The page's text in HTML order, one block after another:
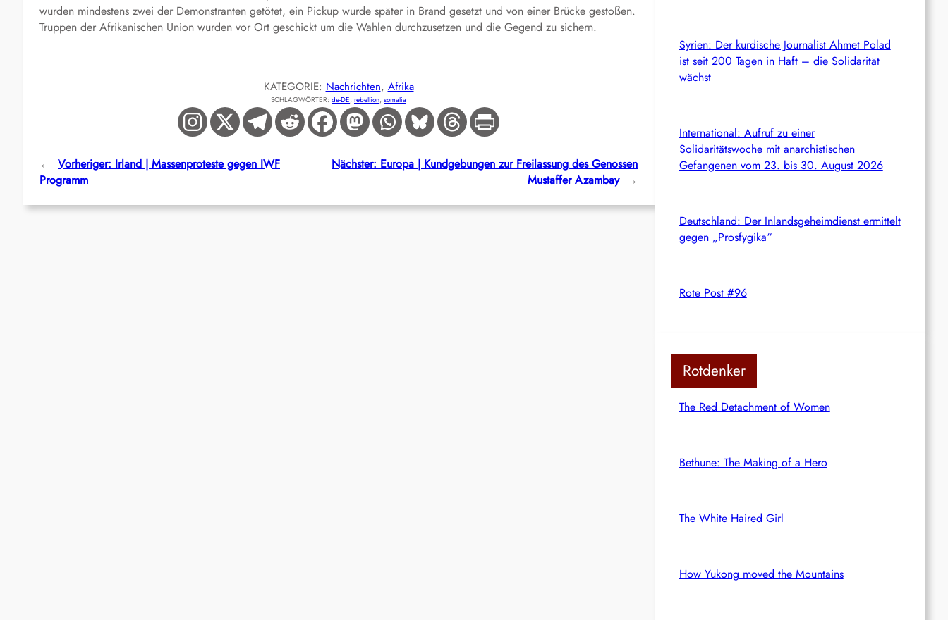
wurden mindestens zwei der Demonstranten getötet, ein Pickup wurde später in Brand gesetzt und von einer Brücke gestoßen.
Truppen der Afrikanischen Union wurden vor Ort geschickt um die Wahlen durchzusetzen und die Gegend zu sichern.
KATEGORIE: Nachrichten, Afrika
SCHLAGWÖRTER: de-DE, rebellion, somalia
← Vorheriger: Irland | Massenproteste gegen IWF
Programm
Nächster: Europa | Kundgebungen zur Freilassung des Genossen
Mustaffer Azambay →
Syrien: Der kurdische Journalist Ahmet Polad
ist seit 200 Tagen in Haft – die Solidarität
wächst
International: Aufruf zu einer
Solidaritätswoche mit anarchistischen
Gefangenen vom 23. bis 30. August 2026
Deutschland: Der Inlandsgeheimdienst ermittelt
gegen „Prosfygika“
Rote Post #96
Rotdenker
The Red Detachment of Women
Bethune: The Making of a Hero
The White Haired Girl
How Yukong moved the Mountains